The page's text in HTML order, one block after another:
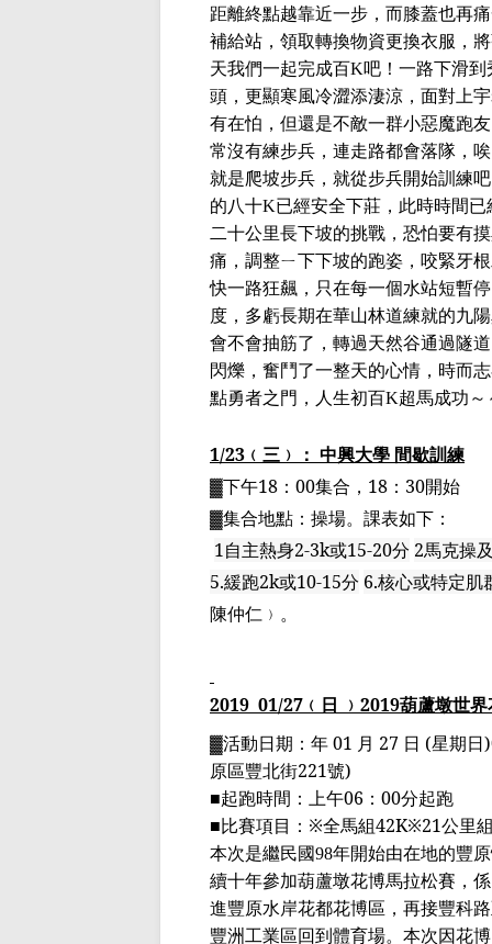
距離終點越靠近一步，而膝蓋也再
補給站，領取轉換物資更換衣服，
天我們一起完成百K吧！一路下滑
頭，更顯寒風冷澀添淒涼，面對上
有在怕，但還是不敵一群小惡魔跑
常沒有練步兵，連走路都會落隊，
就是爬坡步兵，就從步兵開始訓練
的八十K已經安全下莊，此時時間
二十公里長下坡的挑戰，恐怕要有
痛，調整ㄧ下下坡的跑姿，咬緊牙
快一路狂飆，只在每一個水站短暫
度，多虧長期在華山林道練就的九
會不會抽筋了，轉過天然谷通過隧
閃爍，奮鬥了一整天的心情，時而
點勇者之門，人生初百K超馬成功～
1/23 ﹙三﹚： 中興大學 間歇訓練
▓下午18 ： 00集合， 18 ： 30開始
▓集合地點：操場。課表如下：
1自主熱身2-3k或15-20分 2馬克操
5.緩跑2k或10-15分 6.核心或特定肌
陳仲仁﹚。
2019 01/27 ﹙日 ﹚ 2019葫蘆墩世
▓活動日期：年01 月 27 日 (星期日
原區豐北街221號)
■起跑時間：上午06 ： 00分起跑
■比賽項目： ※全馬組42K※21公里
本次是繼民國98年開始由在地的豐
續十年參加葫蘆墩花博馬拉松賽，
進豐原水岸花都花博區，再接豐科
豐洲工業區回到體育場。本次因花